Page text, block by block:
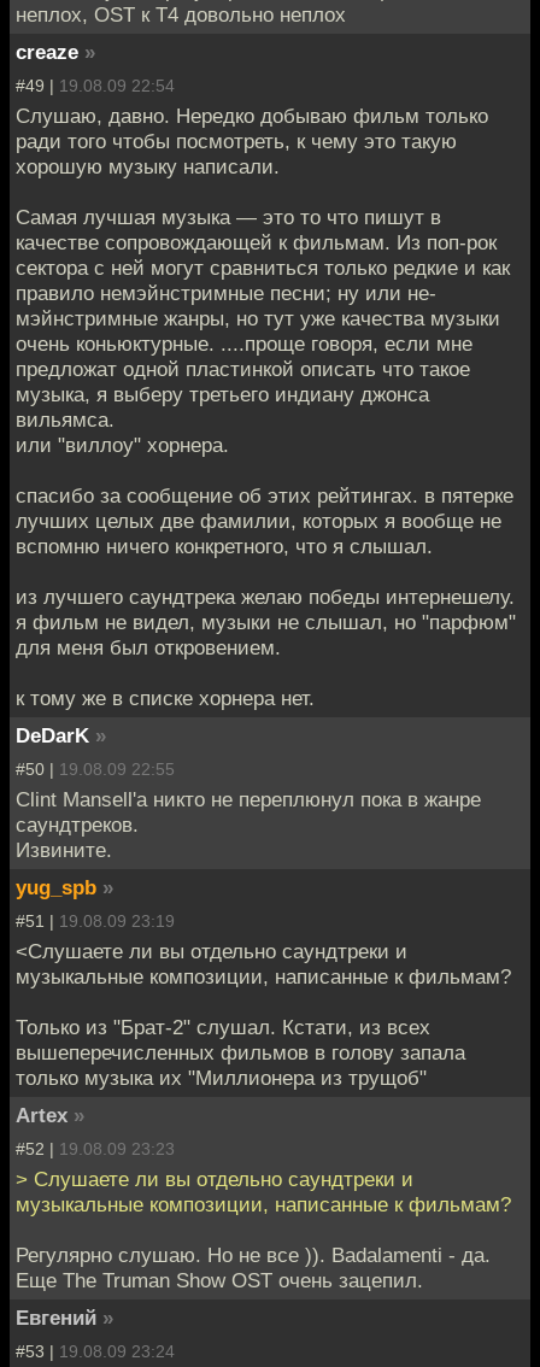
неплох, OST к T4 довольно неплох
creaze »
#49 | 19.08.09 22:54
Слушаю, давно. Нередко добываю фильм только
ради того чтобы посмотреть, к чему это такую
хорошую музыку написали.
Самая лучшая музыка — это то что пишут в
качестве сопровождающей к фильмам. Из поп-рок
сектора с ней могут сравниться только редкие и как
правило немэйнстримные песни; ну или не-
мэйнстримные жанры, но тут уже качества музыки
очень коньюктурные. ....проще говоря, если мне
предложат одной пластинкой описать что такое
музыка, я выберу третьего индиану джонса
вильямса.
или "виллоу" хорнера.
спасибо за сообщение об этих рейтингах. в пятерке
лучших целых две фамилии, которых я вообще не
вспомню ничего конкретного, что я слышал.
из лучшего саундтрека желаю победы интернешелу.
я фильм не видел, музыки не слышал, но "парфюм"
для меня был откровением.
к тому же в списке хорнера нет.
DeDarK »
#50 | 19.08.09 22:55
Clint Mansell'a никто не переплюнул пока в жанре
саундтреков.
Извините.
yug_spb »
#51 | 19.08.09 23:19
<Слушаете ли вы отдельно саундтреки и
музыкальные композиции, написанные к фильмам?
Только из "Брат-2" слушал. Кстати, из всех
вышеперечисленных фильмов в голову запала
только музыка их "Миллионера из трущоб"
Artex »
#52 | 19.08.09 23:23
> Слушаете ли вы отдельно саундтреки и
музыкальные композиции, написанные к фильмам?
Регулярно слушаю. Но не все )). Badalamenti - да.
Еще The Truman Show OST очень зацепил.
Евгений »
#53 | 19.08.09 23:24